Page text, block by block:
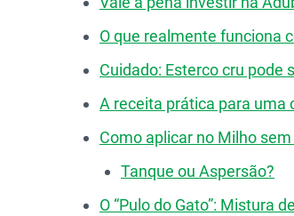
O que realmente funciona
Cuidado: Esterco cru pode
A receita prática para
Como aplicar no Milho
Tanque ou Aspersão?
O “Pulo do Gato”: Mistura